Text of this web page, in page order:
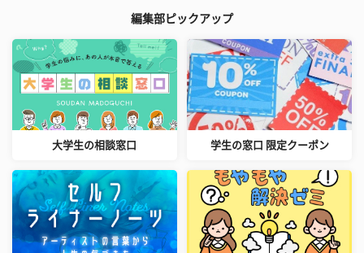
編集部ピックアップ
大学生の相談窓口 学生の窓口 限定クーポン